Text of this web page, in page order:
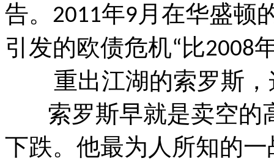
告。 2011年9 月在华盛顿
引发的欧债危机“ 比2008
重出江湖的索罗斯，
索罗斯早就是卖空的
下跌。他最为人所知的